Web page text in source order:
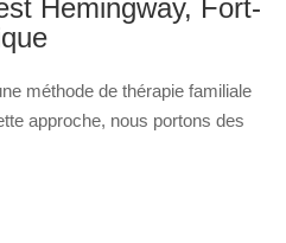
Hemingway, Fort-
méthode de thérapie familiale
approche, nous portons des